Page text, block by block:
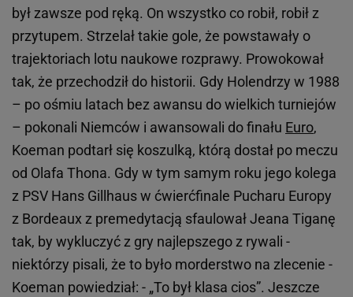
był zawsze pod ręką. On wszystko co robił, robił z
przytupem. Strzelał takie gole, że powstawały o
trajektoriach lotu naukowe rozprawy. Prowokował
tak, że przechodził do historii. Gdy Holendrzy w 1988
– po ośmiu latach bez awansu do wielkich turniejów
– pokonali Niemców i awansowali do finału Euro,
Koeman podtarł się koszulką, którą dostał po meczu
od Olafa Thona. Gdy w tym samym roku jego kolega
z PSV Hans Gillhaus w ćwierćfinale Pucharu Europy
z Bordeaux z premedytacją sfaulował Jeana Tiganę
tak, by wykluczyć z gry najlepszego z rywali -
niektórzy pisali, że to było morderstwo na zlecenie -
Koeman powiedział: - „To był klasa cios”. Jeszcze